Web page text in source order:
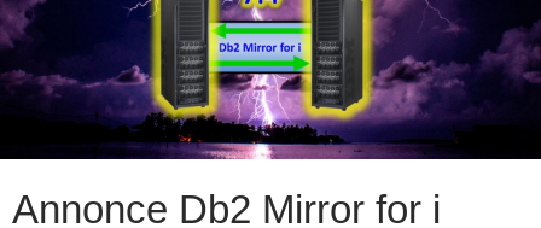
Annonce Db2 Mirror for i